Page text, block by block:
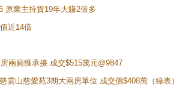
原業主持貨19年大賺2倍多
近14倍
兩廁獲承接 成交$515萬元@9847
山慈愛苑3期大兩房單位 成交價$408萬（綠表）